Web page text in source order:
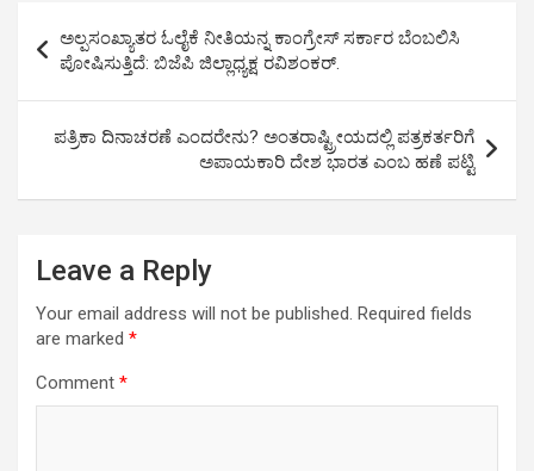
p
n
m
navigation
ಅಲ್ಪಸಂಖ್ಯಾತರ ಓಲೈಕೆ ನೀತಿಯನ್ನ ಕಾಂಗ್ರೇಸ್ ಸರ್ಕಾರ ಬೆಂಬಲಿಸಿ
ಪೋಷಿಸುತ್ತಿದೆ: ಬಿಜೆಪಿ ಜಿಲ್ಲಾಧ್ಯಕ್ಷ ರವಿಶಂಕರ್.
ಪತ್ರಿಕಾ ದಿನಾಚರಣೆ ಎಂದರೇನು? ಅಂತರಾಷ್ಟ್ರೀಯದಲ್ಲಿ ಪತ್ರಕರ್ತರಿಗೆ
ಅಪಾಯಕಾರಿ ದೇಶ ಭಾರತ ಎಂಬ ಹಣೆ ಪಟ್ಟಿ
Leave a Reply
Your email address will not be published. Required fields
are marked *
Comment *